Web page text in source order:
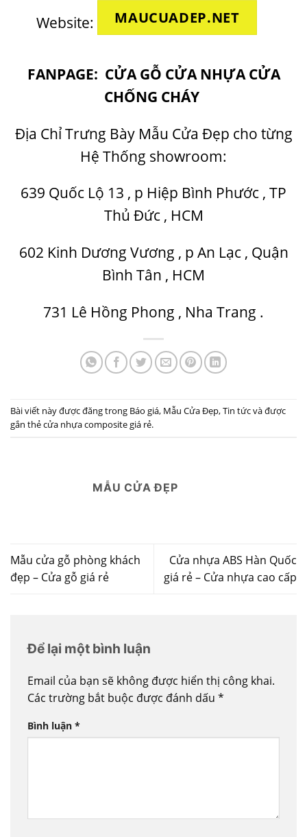
Website: MAUCUADEP.NET
FANPAGE: CỬA GỖ CỬA NHỰA CỬA
CHỐNG CHÁY
Địa Chỉ Trưng Bày Mẫu Cửa Đẹp cho từng
Hệ Thống showroom:
639 Quốc Lộ 13 , p Hiệp Bình Phước , TP
Thủ Đức , HCM
602 Kinh Dương Vương , p An Lạc , Quận
Bình Tân , HCM
731 Lê Hồng Phong , Nha Trang .
Bài viết này được đăng trong Báo giá, Mẫu Cửa Đẹp,Tin tứcvà được
gắn thẻcửa nhựa composite giá rẻ.
MẪU CỬA ĐẸP
Mẫu cửa gỗ phòng khách
đẹp – Cửa gỗ giá rẻ
Cửa nhựa ABS Hàn Quốc
giá rẻ – Cửa nhựa cao cấp
Để lại một bình luận
Email của bạn sẽ không được hiển thị công khai.
Các trường bắt buộc được đánh dấu *
Bình luận *